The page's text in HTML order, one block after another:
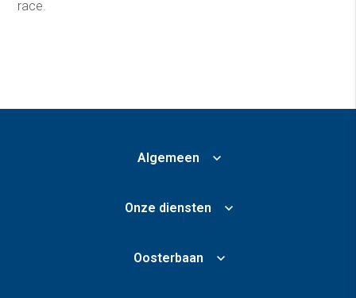
race.
Algemeen
Onze diensten
Oosterbaan